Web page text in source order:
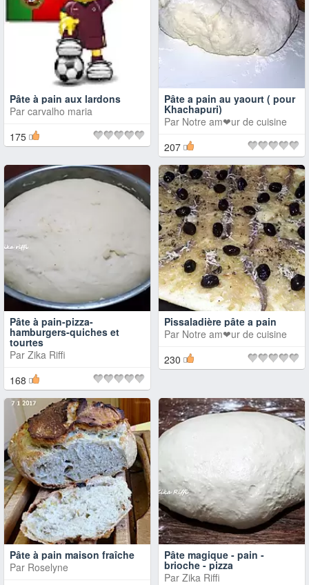
Pâte à pain aux lardons
Par carvalho maria
175
Pâte a pain au yaourt ( pour
Khachapuri)
Par Notre am❤ur de cuisine
207
Pâte à pain-pizza-
hamburgers-quiches et
tourtes
Par Zika Riffi
168
Pissaladière pâte a pain
Par Notre am❤ur de cuisine
230
Pâte à pain maison fraîche
Par Roselyne
Pâte magique - pain -
brioche - pizza
Par Zika Riffi